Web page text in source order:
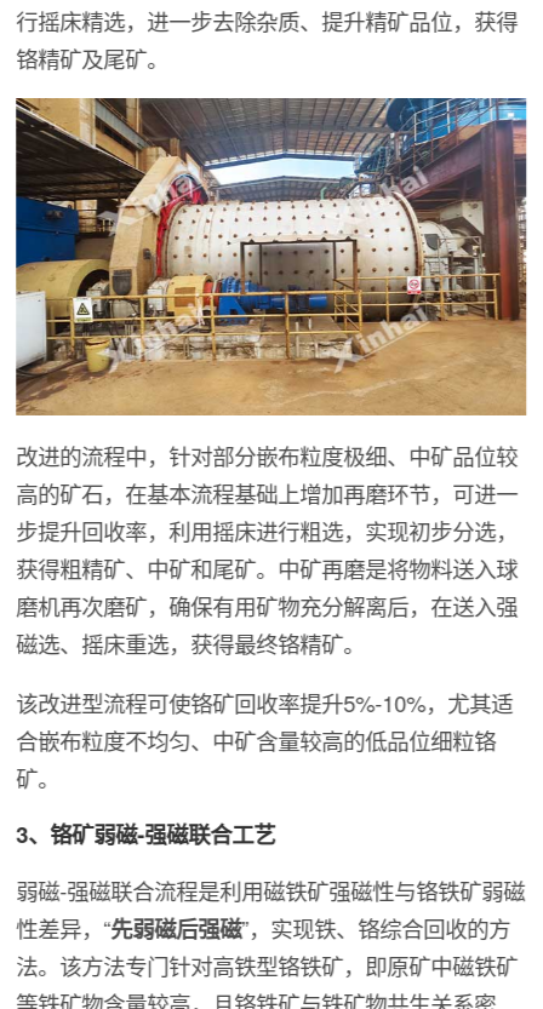
行摇床精选，进一步去除杂质、提升精矿品位，获得
铬精矿及尾矿。
改进的流程中，针对部分嵌布粒度极细、中矿品位较
高的矿石，在基本流程基础上增加再磨环节，可进一
步提升回收率，利用摇床进行粗选，实现初步分选，
获得粗精矿、中矿和尾矿。中矿再磨是将物料送入球
磨机再次磨矿，确保有用矿物充分解离后，在送入强
磁选、摇床重选，获得最终铬精矿。
该改进型流程可使铬矿回收率提升5%-10%，尤其适
合嵌布粒度不均匀、中矿含量较高的低品位细粒铬
矿。
3、铬矿弱磁-强磁联合工艺
弱磁-强磁联合流程是利用磁铁矿强磁性与铬铁矿弱磁
性差异，“先弱磁后强磁”，实现铁、铬综合回收的方
法。该方法专门针对高铁型铬铁矿，即原矿中磁铁矿